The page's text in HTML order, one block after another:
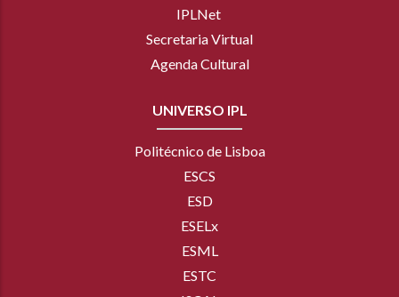
IPLNet
Secretaria Virtual
Agenda Cultural
UNIVERSO IPL
Politécnico de Lisboa
ESCS
ESD
ESELx
ESML
ESTC